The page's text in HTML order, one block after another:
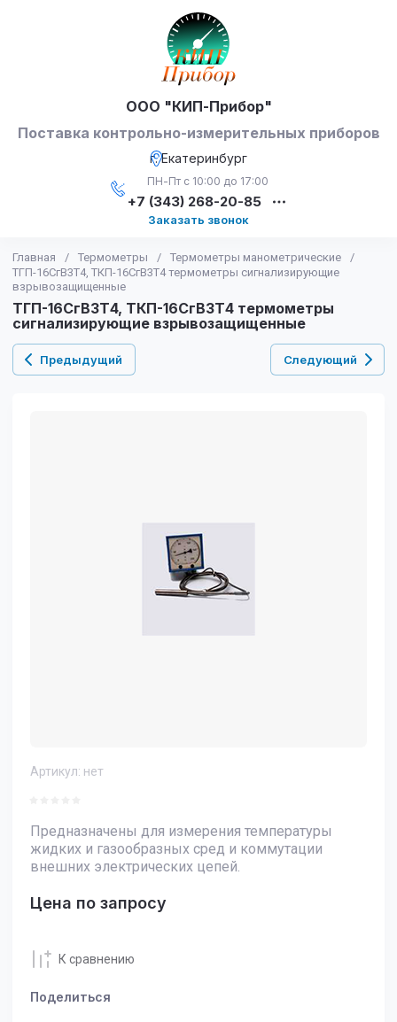
ООО "КИП-Прибор"
Поставка контрольно-измерительных приборов
г. Екатеринбург
ПН-Пт с 10:00 до 17:00
+7 (343) 268-20-85
Заказать звонок
Главная / Термометры / Термометры манометрические
/
ТГП-16СгВ3Т4, ТКП-16СгВ3Т4 термометры сигнализирующие
взрывозащищенные
ТГП-16СгВ3Т4, ТКП-16СгВ3Т4 термометры
сигнализирующие взрывозащищенные
Предыдущий Следующий
Артикул: нет
Предназначены для измерения температуры
жидких и газообразных сред и коммутации
внешних электрических цепей.
Цена по запросу
К сравнению
Поделиться